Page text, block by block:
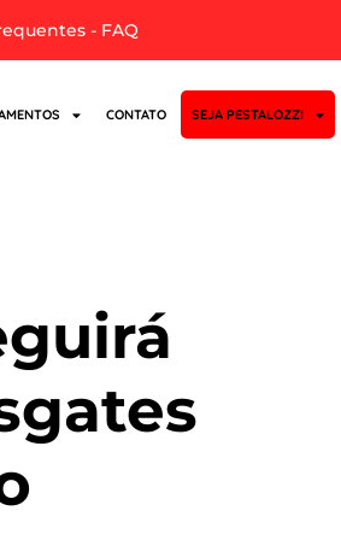
- FAQ
CONTATO SEJA PESTALOZZI